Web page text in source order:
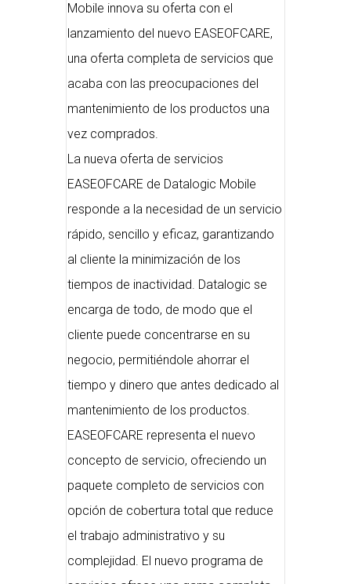
Mobile innova su oferta con el
lanzamiento del nuevo EASEOFCARE,
una oferta completa de servicios que
acaba con las preocupaciones del
mantenimiento de los productos una
vez comprados.
La nueva oferta de servicios
EASEOFCARE de Datalogic Mobile
responde a la necesidad de un servicio
rápido, sencillo y eficaz, garantizando
al cliente la minimización de los
tiempos de inactividad. Datalogic se
encarga de todo, de modo que el
cliente puede concentrarse en su
negocio, permitiéndole ahorrar el
tiempo y dinero que antes dedicado al
mantenimiento de los productos.
EASEOFCARE representa el nuevo
concepto de servicio, ofreciendo un
paquete completo de servicios con
opción de cobertura total que reduce
el trabajo administrativo y su
complejidad. El nuevo programa de